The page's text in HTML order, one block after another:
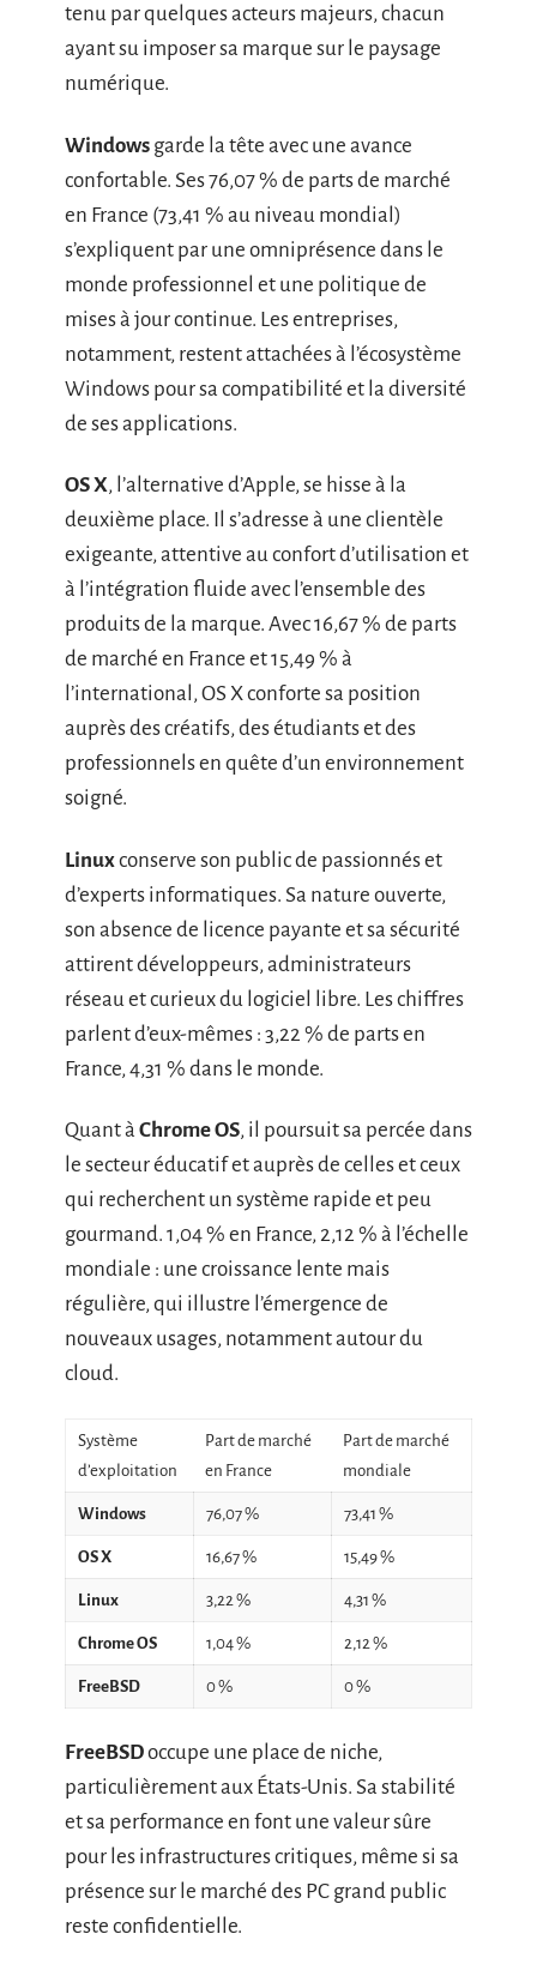
tenu par quelques acteurs majeurs, chacun
ayant su imposer sa marque sur le paysage
numérique.
Windows garde la tête avec une avance
confortable. Ses 76,07 % de parts de marché
en France (73,41 % au niveau mondial)
s’expliquent par une omniprésence dans le
monde professionnel et une politique de
mises à jour continue. Les entreprises,
notamment, restent attachées à l’écosystème
Windows pour sa compatibilité et la diversité
de ses applications.
OS X, l’alternative d’Apple, se hisse à la
deuxième place. Il s’adresse à une clientèle
exigeante, attentive au confort d’utilisation et
à l’intégration fluide avec l’ensemble des
produits de la marque. Avec 16,67 % de parts
de marché en France et 15,49 % à
l’international, OS X conforte sa position
auprès des créatifs, des étudiants et des
professionnels en quête d’un environnement
soigné.
Linuxconserve son public de passionnés et
d’experts informatiques. Sa nature ouverte,
son absence de licence payante et sa sécurité
attirent développeurs, administrateurs
réseau et curieux du logiciel libre. Les chiffres
parlent d’eux-mêmes : 3,22 % de parts en
France, 4,31 % dans le monde.
Quant à Chrome OS, il poursuit sa percée dans
le secteur éducatif et auprès de celles et ceux
qui recherchent un système rapide et peu
gourmand. 1,04 % en France, 2,12 % à l’échelle
mondiale : une croissance lente mais
régulière, qui illustre l’émergence de
nouveaux usages, notamment autour du
cloud.
Système
d’exploitation
Part de marché
en France
Part de marché
mondiale
Windows 76,07 % 73,41 %
OS X 16,67 % 15,49 %
Linux 3,22 % 4,31 %
Chrome OS 1,04 % 2,12 %
FreeBSD 0 % 0 %
FreeBSDoccupe une place de niche,
particulièrement aux États-Unis. Sa stabilité
et sa performance en font une valeur sûre
pour les infrastructures critiques, même si sa
présence sur le marché des PC grand public
reste confidentielle.